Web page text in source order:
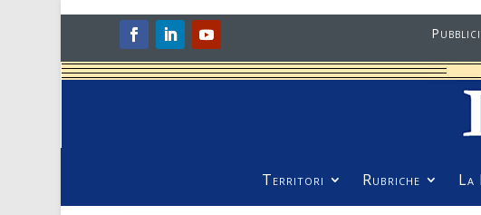
Territori Rubriche La